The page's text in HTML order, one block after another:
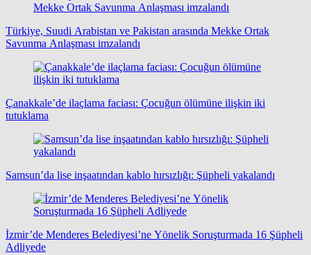
Türkiye, Suudi Arabistan ve Pakistan arasında Mekke Ortak
Savunma Anlaşması imzalandı
Çanakkale’de ilaçlama faciası: Çocuğun ölümüne ilişkin iki
tutuklama
Samsun’da lise inşaatından kablo hırsızlığı: Şüpheli yakalandı
İzmir’de Menderes Belediyesi’ne Yönelik Soruşturmada 16 Şüpheli
Adliyede